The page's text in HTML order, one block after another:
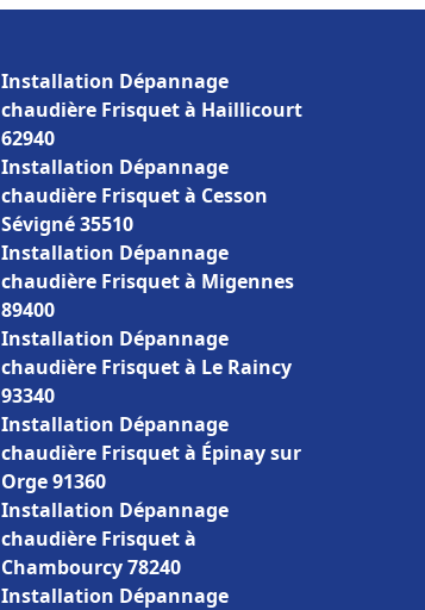
Installation Dépannage
chaudière Frisquet à Haillicourt
62940
Installation Dépannage
chaudière Frisquet à Cesson
Sévigné 35510
Installation Dépannage
chaudière Frisquet à Migennes
89400
Installation Dépannage
chaudière Frisquet à Le Raincy
93340
Installation Dépannage
chaudière Frisquet à Épinay sur
Orge 91360
Installation Dépannage
chaudière Frisquet à
Chambourcy 78240
Installation Dépannage